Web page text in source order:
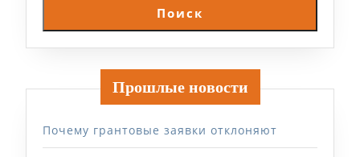
Поиск
Прошлые новости
Почему грантовые заявки отклоняют